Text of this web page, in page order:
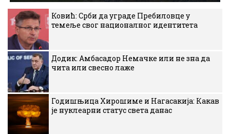
Ковић: Срби да уграде Пребиловце у
темеље свог националног идентитета
Додик: Амбасадор Немачке или не зна да
чита или свесно лаже
Годишњица Хирошиме и Нагасакија: Какав
је нуклеарни статус света данас